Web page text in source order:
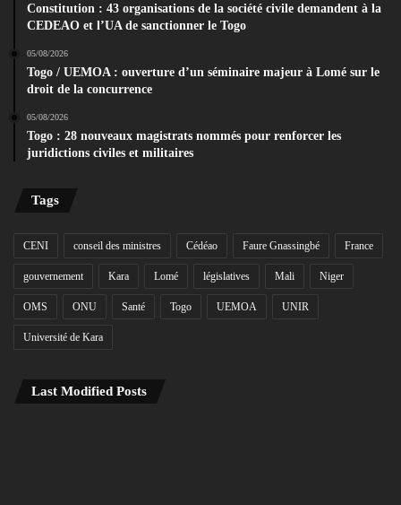
Constitution : 43 organisations de la société civile demandent à la
CEDEAO et l’UA de sanctionner le Togo
05/08/2026
Togo / UEMOA : ouverture d’un séminaire majeur à Lomé sur le
droit de la concurrence
05/08/2026
Togo : 28 nouveaux magistrats nommés pour renforcer les
juridictions civiles et militaires
Tags
CENI conseil des ministres Cédéao Faure Gnassingbé France
gouvernement Kara Lomé législatives Mali Niger
OMS ONU Santé Togo UEMOA UNIR
Université de Kara
Last Modified Posts